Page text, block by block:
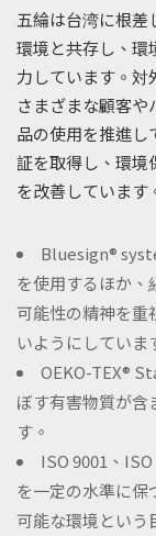
五綸は台湾に根差
環境と共存し、環
力しています。対
さまざまな顧客
品の使用を推進し
証を取得し、環境
を改善しています
Bluesign®
を使用するほか、
可能性の精神を重
いようにしていま
OEKO-TEX®
ぼす有害物質が含
す。
ISO 9001、
を一定の水準に保
可能な環境という